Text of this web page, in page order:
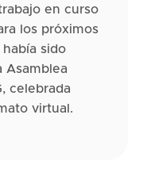
en curso
los próximos
sido
Asamblea
celebrada
virtual.